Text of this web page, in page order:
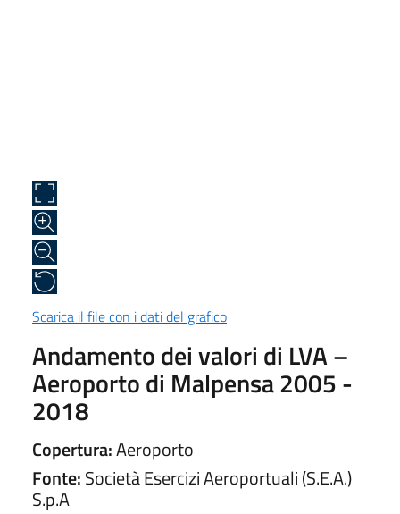
Scarica il file con i dati del grafico
Andamento dei valori di LVA –
Aeroporto di Malpensa 2005 -
2018
Copertura:Aeroporto
Fonte:Società Esercizi Aeroportuali (S.E.A.)
S.p.A